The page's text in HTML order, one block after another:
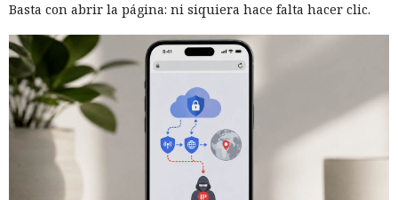
Basta con abrir la página: ni siquiera hace falta hacer clic.